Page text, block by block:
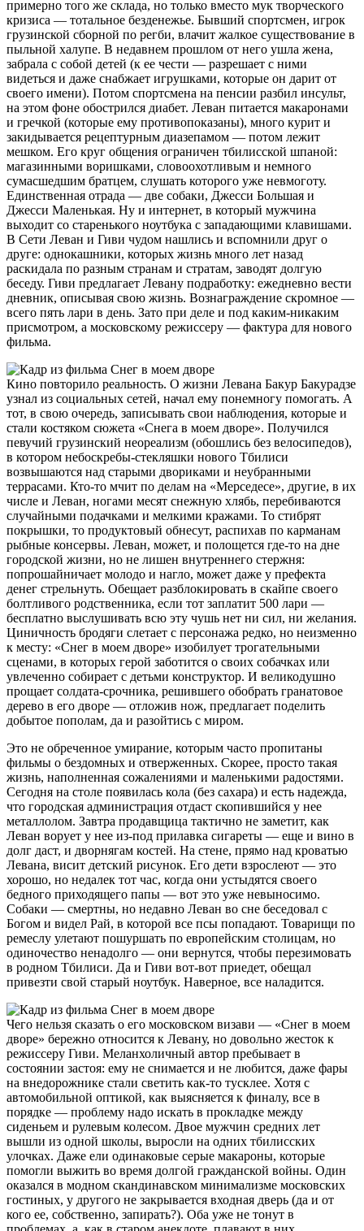
примерно того же склада, но только вместо мук творческого
кризиса — тотальное безденежье. Бывший спортсмен, игрок
грузинской сборной по регби, влачит жалкое существование в
пыльной халупе. В недавнем прошлом от него ушла жена,
забрала с собой детей (к ее чести — разрешает с ними
видеться и даже снабжает игрушками, которые он дарит от
своего имени). Потом спортсмена на пенсии разбил инсульт,
на этом фоне обострился диабет. Леван питается макаронами
и гречкой (которые ему противопоказаны), много курит и
закидывается рецептурным диазепамом — потом лежит
мешком. Его круг общения ограничен тбилисской шпаной:
магазинными воришками, словоохотливым и немного
сумасшедшим братцем, слушать которого уже невмоготу.
Единственная отрада — две собаки, Джесси Большая и
Джесси Маленькая. Ну и интернет, в который мужчина
выходит со старенького ноутбука с западающими клавишами.
В Сети Леван и Гиви чудом нашлись и вспомнили друг о
друге: однокашники, которых жизнь много лет назад
раскидала по разным странам и стратам, заводят долгую
беседу. Гиви предлагает Левану подработку: ежедневно вести
дневник, описывая свою жизнь. Вознаграждение скромное —
всего пять лари в день. Зато при деле и под каким-никаким
присмотром, а московскому режиссеру — фактура для нового
фильма.
Кино повторило реальность. О жизни Левана Бакур Бакурадзе
узнал из социальных сетей, начал ему понемногу помогать. А
тот, в свою очередь, записывать свои наблюдения, которые и
стали костяком сюжета «Снега в моем дворе». Получился
певучий грузинский неореализм (обошлись без велосипедов),
в котором небоскребы-стекляшки нового Тбилиси
возвышаются над старыми двориками и неубранными
террасами. Кто-то мчит по делам на «Мерседесе», другие, в их
числе и Леван, ногами месят снежную хлябь, перебиваются
случайными подачками и мелкими кражами. То стибрят
покрышки, то продуктовый обнесут, распихав по карманам
рыбные консервы. Леван, может, и полощется где-то на дне
городской жизни, но не лишен внутреннего стержня:
попрошайничает молодо и нагло, может даже у префекта
денег стрельнуть. Обещает разблокировать в скайпе своего
болтливого родственника, если тот заплатит 500 лари —
бесплатно выслушивать всю эту чушь нет ни сил, ни желания.
Циничность бродяги слетает с персонажа редко, но неизменно
к месту: «Снег в моем дворе» изобилует трогательными
сценами, в которых герой заботится о своих собачках или
увлеченно собирает с детьми конструктор. И великодушно
прощает солдата-срочника, решившего обобрать гранатовое
дерево в его дворе — отложив нож, предлагает поделить
добытое пополам, да и разойтись с миром.
Это не обреченное умирание, которым часто пропитаны
фильмы о бездомных и отверженных. Скорее, просто такая
жизнь, наполненная сожалениями и маленькими радостями.
Сегодня на столе появилась кола (без сахара) и есть надежда,
что городская администрация отдаст скопившийся у нее
металлолом. Завтра продавщица тактично не заметит, как
Леван ворует у нее из-под прилавка сигареты — еще и вино в
долг даст, и дворнягам костей. На стене, прямо над кроватью
Левана, висит детский рисунок. Его дети взрослеют — это
хорошо, но недалек тот час, когда они устыдятся своего
бедного приходящего папы — вот это уже невыносимо.
Собаки — смертны, но недавно Леван во сне беседовал с
Богом и видел Рай, в которой все псы попадают. Товарищи по
ремеслу улетают пошуршать по европейским столицам, но
одиночество ненадолго — они вернутся, чтобы перезимовать
в родном Тбилиси. Да и Гиви вот-вот приедет, обещал
привезти свой старый ноутбук. Наверное, все наладится.
Чего нельзя сказать о его московском визави — «Снег в моем
дворе» бережно относится к Левану, но довольно жесток к
режиссеру Гиви. Меланхоличный автор пребывает в
состоянии застоя: ему не снимается и не любится, даже фары
на внедорожнике стали светить как-то тусклее. Хотя с
автомобильной оптикой, как выясняется к финалу, все в
порядке — проблему надо искать в прокладке между
сиденьем и рулевым колесом. Двое мужчин средних лет
вышли из одной школы, выросли на одних тбилисских
улочках. Даже ели одинаковые серые макароны, которые
помогли выжить во время долгой гражданской войны. Один
оказался в модном скандинавском минимализме московских
гостиных, у другого не закрывается входная дверь (да и от
кого ее, собственно, запирать?). Оба уже не тонут в